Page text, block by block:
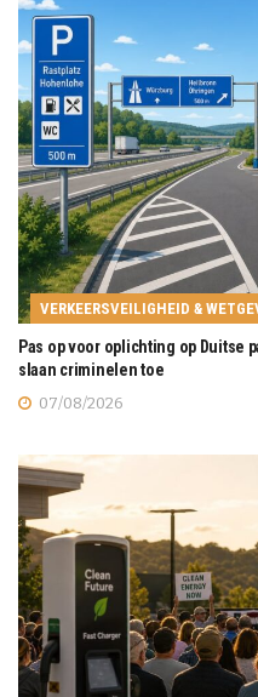
VERKEERSVEILIGHEID &
Pas op voor oplichting op Duitse
slaan criminelen toe
07/08/2026